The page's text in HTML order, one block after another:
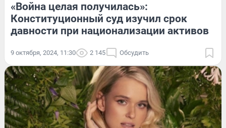
«Война целая получилась»:
Конституционный суд изучил срок
давности при национализации активов
9 октября, 2024, 11:30 2 145 Обсудить